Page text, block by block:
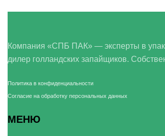
Компания «СПБ ПАК» — эксперты в
дилер голландских запайщиков.
Политика в конфиденциальности
Согласие на обработку персональных данных
МЕНЮ